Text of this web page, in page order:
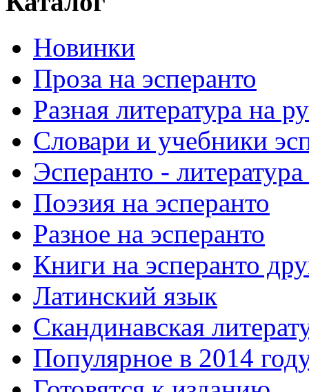
Новинки
Проза на эсперанто
Разная литература на
Словари и учебники
Эсперанто -
Поэзия на эсперанто
Разное на эсперанто
Книги на эсперанто
Латинский язык
Скандинавская
Популярное в 2014